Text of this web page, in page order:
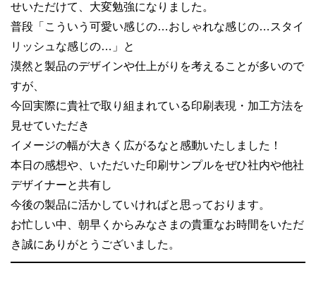
せいただけて、大変勉強になりました。
普段「こういう可愛い感じの…おしゃれな感じの…スタイ
リッシュな感じの…」と
漠然と製品のデザインや仕上がりを考えることが多いので
すが、
今回実際に貴社で取り組まれている印刷表現・加工方法を
見せていただき
イメージの幅が大きく広がるなと感動いたしました！
本日の感想や、いただいた印刷サンプルをぜひ社内や他社
デザイナーと共有し
今後の製品に活かしていければと思っております。
お忙しい中、朝早くからみなさまの貴重なお時間をいただ
き誠にありがとうございました。